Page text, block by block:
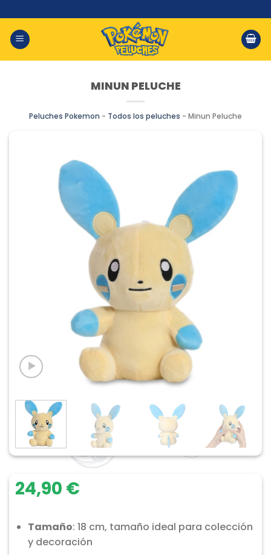
al
contenido
MINUN PELUCHE
Peluches Pokemon - Todos los peluches - Minun Peluche
24,90 €
Tamaño: 18 cm, tamaño ideal para colección
y decoración